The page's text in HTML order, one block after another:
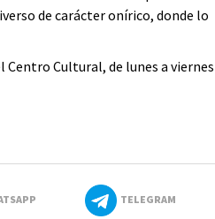
de carácter onírico, donde lo
Centro Cultural, de lunes a viernes
TELEGRAM